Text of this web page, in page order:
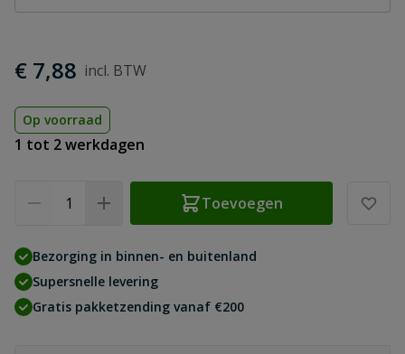
€ 7,88
Op voorraad
1 tot 2 werkdagen
Toevoegen
Bezorging in binnen- en buitenland
Supersnelle levering
Gratis pakketzending vanaf €200